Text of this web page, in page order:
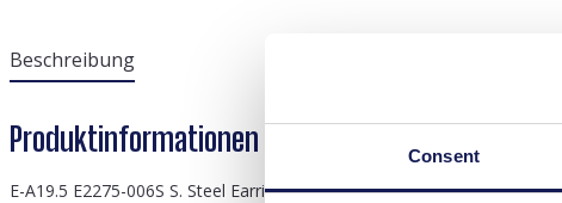
Consent
Beschreibung
Produktinformationen "E-A19.5 E2275-006S S.
E-A19.5 E2275-006S S. Steel Earrings Star - Clover 3cm